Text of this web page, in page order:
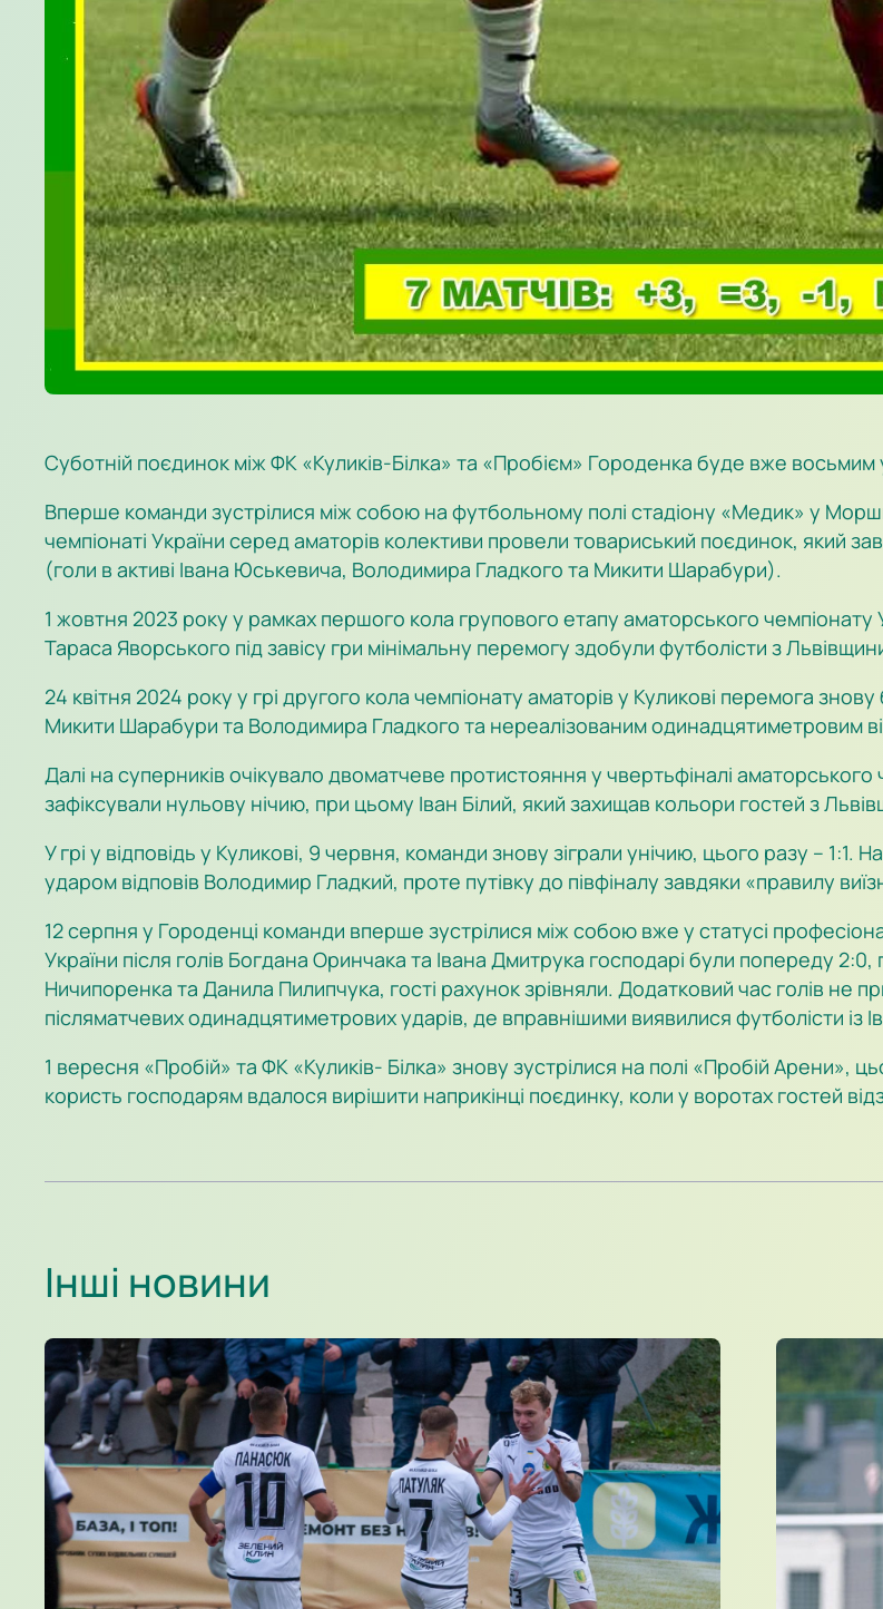
Суботній поєдинок між ФК «Куликів-Білка» та «Пробієм» Городенка буде вже восьмим
Вперше команди зустрілися між собою на футбольному полі стадіону «Медик» у
чемпіонаті України серед аматорів колективи провели товариський поєдинок, який
(голи в активі Івана Юськевича, Володимира Гладкого та Микити Шарабури).
1 жовтня 2023 року у рамках першого кола групового етапу аматорського чемпіонату
Тараса Яворського під завісу гри мінімальну перемогу здобули футболісти з
24 квітня 2024 року у грі другого кола чемпіонату аматорів у Куликові перемога
Микити Шарабури та Володимира Гладкого та нереалізованим одинадцятиметровим
Далі на суперників очікувало двоматчеве протистояння у чвертьфіналі
зафіксували нульову нічию, при цьому Іван Білий, який захищав кольори гостей з
У грі у відповідь у Куликові, 9 червня, команди знову зіграли унічию, цього разу –
ударом відповів Володимир Гладкий, проте путівку до півфіналу завдяки «правилу
12 серпня у Городенці команди вперше зустрілися між собою вже у статусі
України після голів Богдана Оринчака та Івана Дмитрука господарі були попереду
Ничипоренка та Данила Пилипчука, гості рахунок зрівняли. Додатковий час голів не
післяматчевих одинадцятиметрових ударів, де вправнішими виявилися футболісти із
1 вересня «Пробій» та ФК «Куликів- Білка» знову зустрілися на полі «Пробій Арени»,
користь господарям вдалося вирішити наприкінці поєдинку, коли у воротах гостей
Інші новини